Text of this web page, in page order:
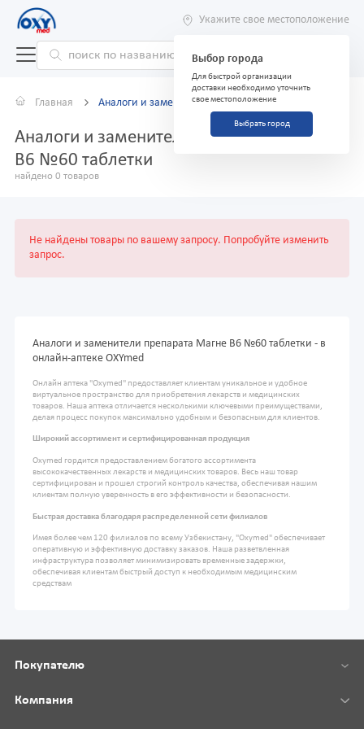
Укажите свое местоположение
Выбор города
Для быстрой организации
доставки необходимо уточнить
свое местоположение
Выбрать город
Главная Аналоги и заменители
Аналоги и заменители препарата Магне
В6 №60 таблетки
найдено 0 товаров
Не найдены товары по вашему запросу. Попробуйте изменить
запрос.
Аналоги и заменители препарата Магне В6 №60 таблетки - в
онлайн-аптеке OXYmed
Онлайн аптека "Oxymed" предоставляет клиентам уникальное и удобное
виртуальное пространство для приобретения лекарств и медицинских
товаров. Наша аптека отличается несколькими ключевыми преимуществами,
делая процесс покупок максимально удобным и безопасным для клиентов.
Широкий ассортимент и сертифицированная продукция
Oxymed гордится предоставлением богатого ассортимента
высококачественных лекарств и медицинских товаров. Весь наш товар
сертифицирован и прошел строгий контроль качества, обеспечивая нашим
клиентам полную уверенность в его эффективности и безопасности.
Быстрая доставка благодаря распределенной сети филиалов
Имея более чем 120 филиалов по всему Узбекистану, "Oxymed" обеспечивает
оперативную и эффективную доставку заказов. Наша разветвленная
инфраструктура позволяет минимизировать временные задержки,
обеспечивая клиентам быстрый доступ к необходимым медицинским
средствам
Покупателю
Компания